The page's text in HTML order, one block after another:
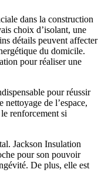
dans la construction
choix d’isolant, une
détails peuvent affecter
du domicile.
pour réaliser une
pour réussir
nettoyage de l’espace,
renforcement si
Jackson Insulation
pour son pouvoir
De plus, elle est